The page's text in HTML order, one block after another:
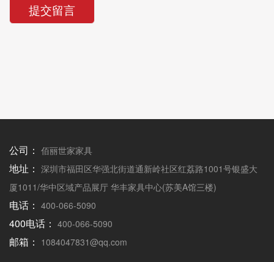
提交留言
公司： 佰丽世家家具
地址： 深圳市福田区华强北街道通新岭社区红荔路1001号银盛大
厦1011/华中区域产品展厅 华丰家具中心(苏美A馆三楼)
电话： 400-066-5090
400电话： 400-066-5090
邮箱： 1084047831@qq.com